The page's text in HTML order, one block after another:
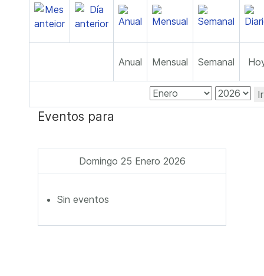
Anual Mensual Semanal
Eventos para
Domingo 25 Enero 2026
Sin eventos